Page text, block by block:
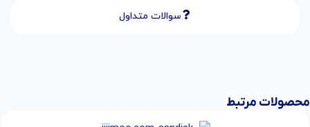
سوالات متداول
محصولات مرتبط